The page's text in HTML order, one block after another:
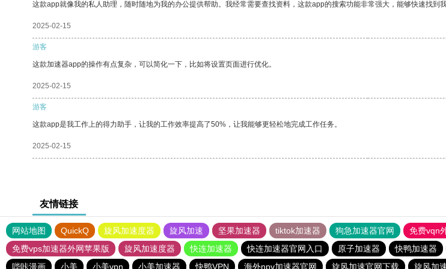
这款app就像我的私人助理，随时随地为我的办公提供帮助。我经常需要查找资料，这款app的搜索功能非常强大，能够快速找到我
2025-02-15
游客
这款加速器app的操作有点复杂，可以简化一下，比如将设置页面进行优化。
2025-02-15
游客
这款app是我工作上的得力助手，让我的工作效率提高了50%，让我能够更轻松地完成工作任务。
2025-02-15
友情链接
网站地图 QuickQ 旋风加速度器 旋风加速 坚果加速器 tiktok加速器 狗急加速器官网 免费vqn
免费vps加速器外网苹果版
旋风加速度器 快连加速器 快连加速器官网入口 原子加速器 快鸭加速器
哔咔漫画
小美 小美vpn 小美加速器 快鸭VPN 海外npv加速器官网 旋风加速官网下载 旋风加